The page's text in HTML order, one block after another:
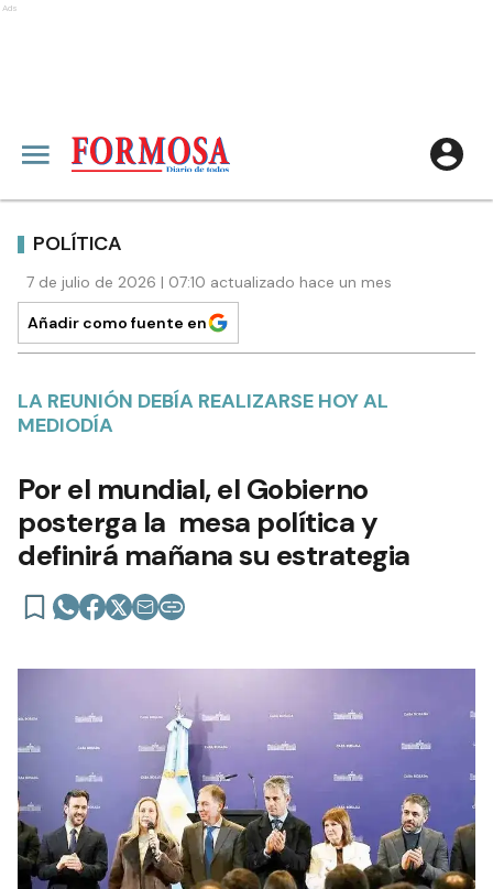
Ads
POLÍTICA
7 de julio de 2026 | 07:10 actualizado hace un mes
Añadir como fuente en
LA REUNIÓN DEBÍA REALIZARSE HOY AL
MEDIODÍA
Por el mundial, el Gobierno
posterga la mesa política y
definirá mañana su estrategia